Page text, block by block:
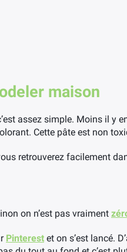
maison
assez simple. Moins il y
Cette pâte est non
retrouverez facilement
on n’est pas vraiment
Pinterest et on s’est lancé.